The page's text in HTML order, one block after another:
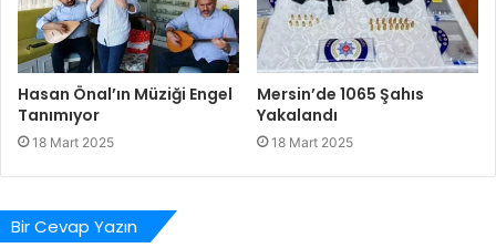
Hasan Önal’ın Müziği Engel
Tanımıyor
18 Mart 2025
Mersin’de 1065 Şahıs
Yakalandı
18 Mart 2025
Bir Cevap Yazın